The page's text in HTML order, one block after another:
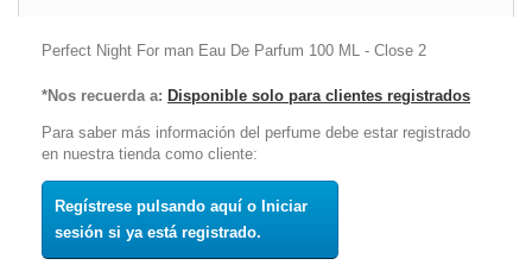
Perfect Night For man Eau De Parfum 100 ML - Close 2
*Nos recuerda a: Disponible solo para clientes registrados
Para saber más información del perfume debe estar registrado
en nuestra tienda como cliente:
Regístrese pulsando aquí o Iniciar
sesión si ya está registrado.